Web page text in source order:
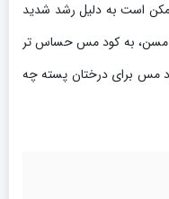
است به دلیل رشد شدید
مسن، به کود مس حساس تر
مس برای درختان پسته چه